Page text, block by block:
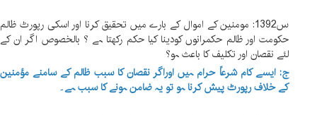
س1392: مومنین کے اموال کے بارے میں تحقیق کرنا اور اسکی رپورٹ ظالم
حکومت اور ظالم حکمرانوں کودینا کیا حکم رکھتا ہے ؟ بالخصوص اگر ان کے
لئے نقصان اور تکلیف کا باعث ہو؟
ج: ایسے کام شرعاً حرام ہیں اوراگر نقصان کا سبب ظالم کے سامنے مؤمنین
کے خلاف رپورٹ پیش کرنا ہو تو یہ ضامن ہونے کا سبب ہے۔